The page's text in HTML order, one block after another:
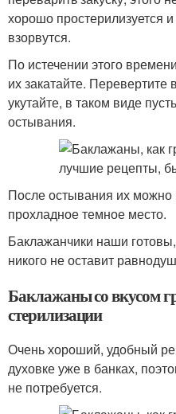
хорошо простерилизуется
взорвутся.
По истечении этого
их закатайте.
укутайте, в таком виде
остывания.
После остывания их можно
прохладное темное место.
Баклажанчики наши
никого не оставит
Баклажаны со вкусом
стерилизации
Очень хороший, удобный
духовке уже в банках,
не потребуется.